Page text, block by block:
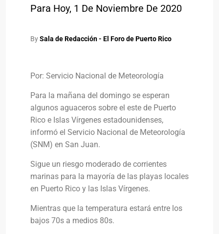
Para Hoy, 1 De Noviembre De 2020
BySala de Redacción - El Foro de Puerto Rico
Por: Servicio Nacional de Meteorología
Para la mañana del domingo se esperan
algunos aguaceros sobre el este de Puerto
Rico e Islas Vírgenes estadounidenses,
informó el Servicio Nacional de Meteorología
(SNM) en San Juan.
Sigue un riesgo moderado de corrientes
marinas para la mayoría de las playas locales
en Puerto Rico y las Islas Vírgenes.
Mientras que la temperatura estará entre los
bajos 70s a medios 80s.